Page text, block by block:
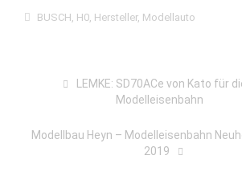
BUSCH, H0, Hersteller, Modellauto
LEMKE: SD70ACe von Kato für
Modelleisenbahn
Modellbau Heyn – Modelleisenbahn
2019